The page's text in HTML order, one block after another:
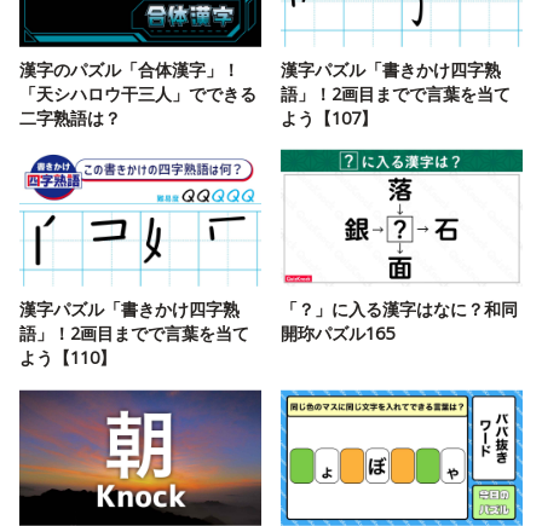
漢字のパズル「合体漢字」！
「天シハロウ干三人」でできる
二字熟語は？
漢字パズル「書きかけ四字熟
語」！2画目までで言葉を当て
よう【107】
漢字パズル「書きかけ四字熟
語」！2画目までで言葉を当て
よう【110】
「？」に入る漢字はなに？和同
開珎パズル165